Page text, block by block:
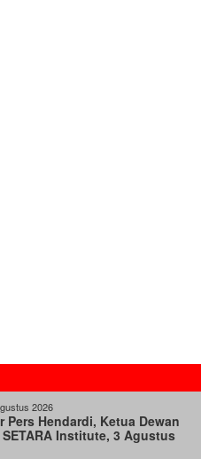
2026
Pers Hendardi, Ketua Dewan
Institute, 3 Agustus